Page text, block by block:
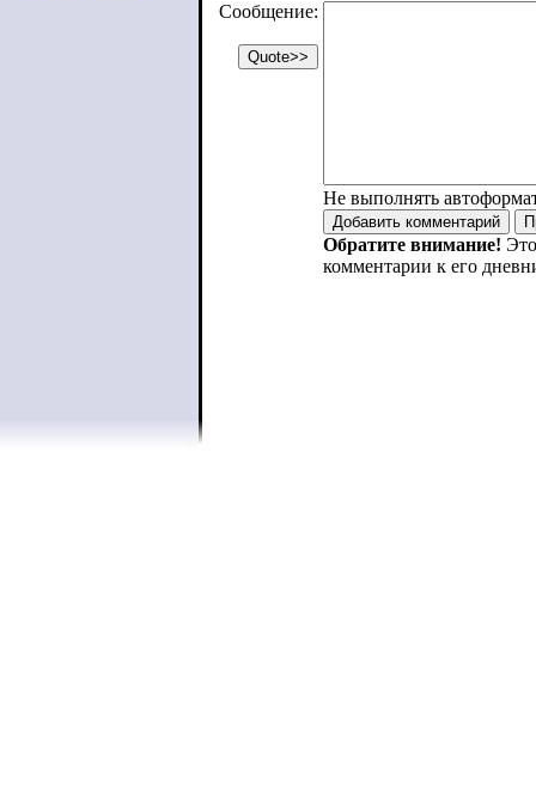
Сообщение:
Не выполнять
Обратите внимание!
комментарии к его